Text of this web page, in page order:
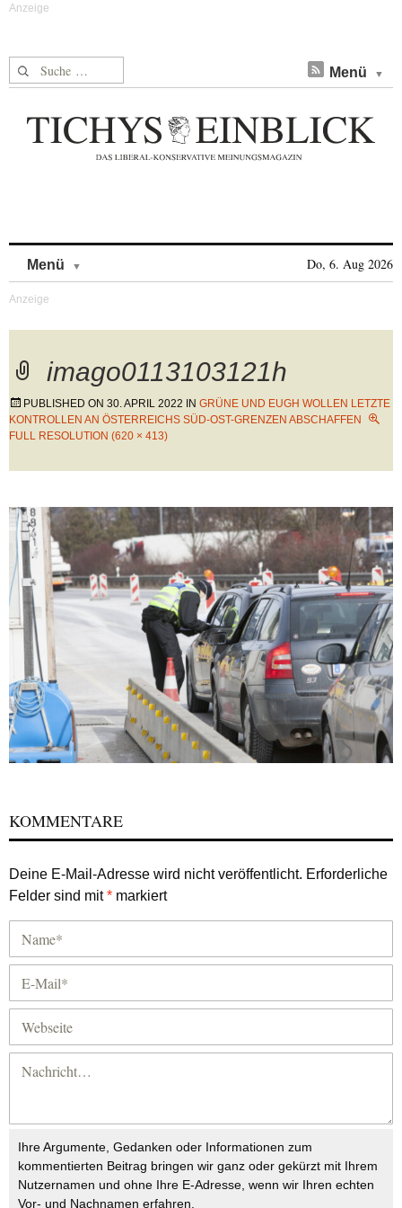
Suche nach: Menü
Menü Do, 6. Aug 2026
imago0113103121h
PUBLISHED ON 30. APRIL 2022 IN GRÜNE UND EUGH WOLLEN LETZTE
KONTROLLEN AN ÖSTERREICHS SÜD-OST-GRENZEN ABSCHAFFEN
FULL RESOLUTION (620 × 413)
KOMMENTARE
Deine E-Mail-Adresse wird nicht veröffentlicht. Erforderliche
Felder sind mit* markiert
Ihre Argumente, Gedanken oder Informationen zum
kommentierten Beitrag bringen wir ganz oder gekürzt mit Ihrem
Nutzernamen und ohne Ihre E-Adresse, wenn wir Ihren echten
Vor- und Nachnamen erfahren.